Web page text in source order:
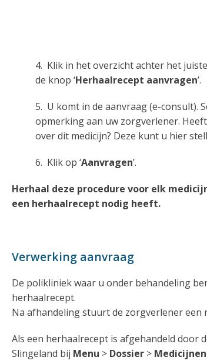
4. Klik in het overzicht achter het
de knop ‘Herhaalrecept aanvragen’.
5. U komt in de aanvraag (e-consult).
opmerking aan uw zorgverlener.
over dit medicijn? Deze kunt u hier
6. Klik op ‘Aanvragen’.
Herhaal deze procedure voor elk
een herhaalrecept nodig heeft.
Verwerking aanvraag
De polikliniek waar u onder behandeling
herhaalrecept.
Na afhandeling stuurt de zorgverlener een
Als een herhaalrecept is afgehandeld door
Slingeland bij Menu > Dossier > Medicijnen